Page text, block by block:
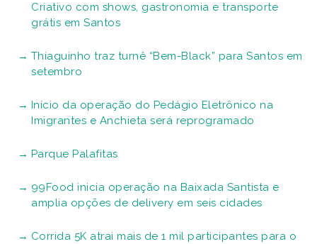
Criativo com shows, gastronomia e transporte
grátis em Santos
Thiaguinho traz turnê “Bem-Black” para Santos em
setembro
Início da operação do Pedágio Eletrônico na
Imigrantes e Anchieta será reprogramado
Parque Palafitas
99Food inicia operação na Baixada Santista e
amplia opções de delivery em seis cidades
Corrida 5K atrai mais de 1 mil participantes para o